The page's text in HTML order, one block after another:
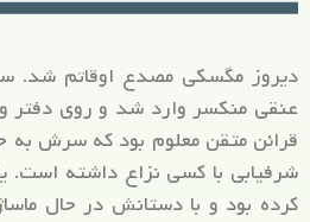
دیروز مگسکی مصدع اوقاتم شد.
عنقی منکسر وارد شد و روی دفتر و
قرائن متقن معلوم بود که سرش به
شرفیابی با کسی نزاع داشته
کرده بود و با دستانش در حال